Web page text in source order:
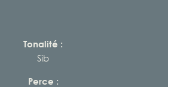
Tonalité :
Sib
Perce :